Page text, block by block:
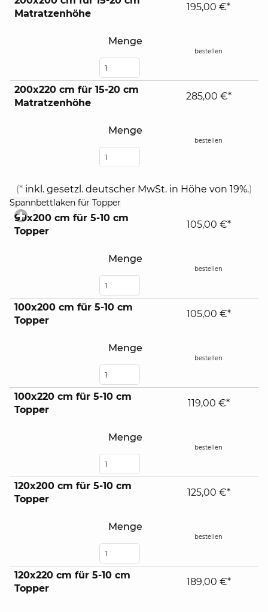
Matratzenhöhe
Menge
195,00 €*
bestellen
200x220 cm für 15-20 cm
Matratzenhöhe
Menge
285,00 €*
bestellen
(* inkl. gesetzl. deutscher MwSt. in Höhe von 19%.)
Spannbettlaken für Topper
expand
90x200 cm für 5-10 cm
Topper
Menge
105,00 €*
bestellen
100x200 cm für 5-10 cm
Topper
Menge
105,00 €*
bestellen
100x220 cm für 5-10 cm
Topper
Menge
119,00 €*
bestellen
120x200 cm für 5-10 cm
Topper
Menge
125,00 €*
bestellen
120x220 cm für 5-10 cm
Topper
189,00 €*